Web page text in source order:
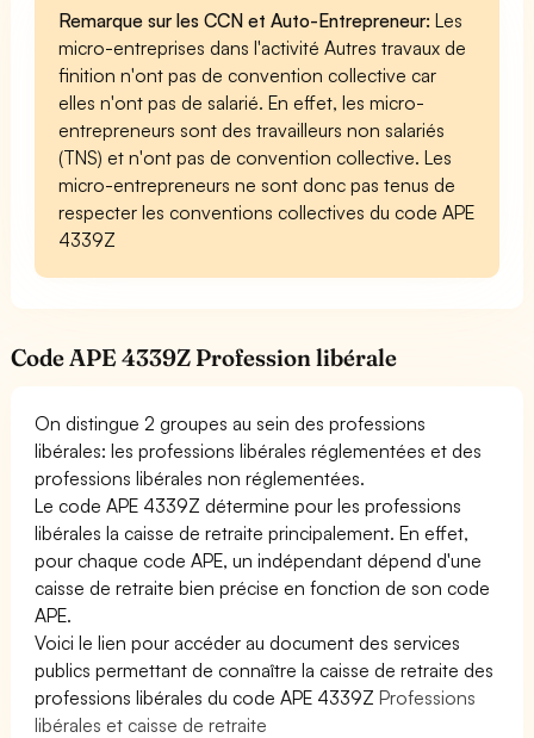
Remarque sur les CCN et Auto-Entrepreneur: Les
micro-entreprises dans l'activité Autres travaux de
finition n'ont pas de convention collective car
elles n'ont pas de salarié. En effet, les micro-
entrepreneurs sont des travailleurs non salariés
(TNS) et n'ont pas de convention collective. Les
micro-entrepreneurs ne sont donc pas tenus de
respecter les conventions collectives du code APE
4339Z
Code APE 4339Z Profession libérale
On distingue 2 groupes au sein des professions
libérales: les professions libérales réglementées et des
professions libérales non réglementées.
Le code APE 4339Z détermine pour les professions
libérales la caisse de retraite principalement. En effet,
pour chaque code APE, un indépendant dépend d'une
caisse de retraite bien précise en fonction de son code
APE.
Voici le lien pour accéder au document des services
publics permettant de connaître la caisse de retraite des
professions libérales du code APE 4339ZProfessions
libérales et caisse de retraite